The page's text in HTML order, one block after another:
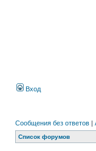
Вход
Сообщения без ответов |
Список форумов